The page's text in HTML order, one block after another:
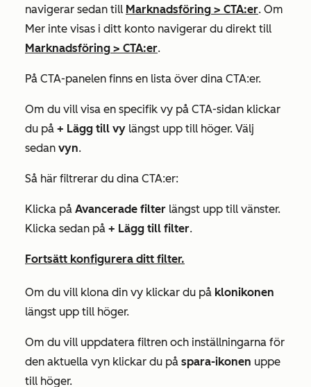
navigerar sedan till Marknadsföring > CTA:er. Om
Mer inte visas i ditt konto navigerar du direkt till
Marknadsföring > CTA:er.
På CTA-panelen finns en lista över dina CTA:er.
Om du vill visa en specifik vy på CTA-sidan klickar
du på + Lägg till vy längst upp till höger. Välj
sedan vyn.
Så här filtrerar du dina CTA:er:
Klicka på Avancerade filter längst upp till vänster.
Klicka sedan på + Lägg till filter.
Fortsätt konfigurera ditt filter.
Om du vill klona din vy klickar du på klonikonen
längst upp till höger.
Om du vill uppdatera filtren och inställningarna för
den aktuella vyn klickar du på spara-ikonen uppe
till höger.